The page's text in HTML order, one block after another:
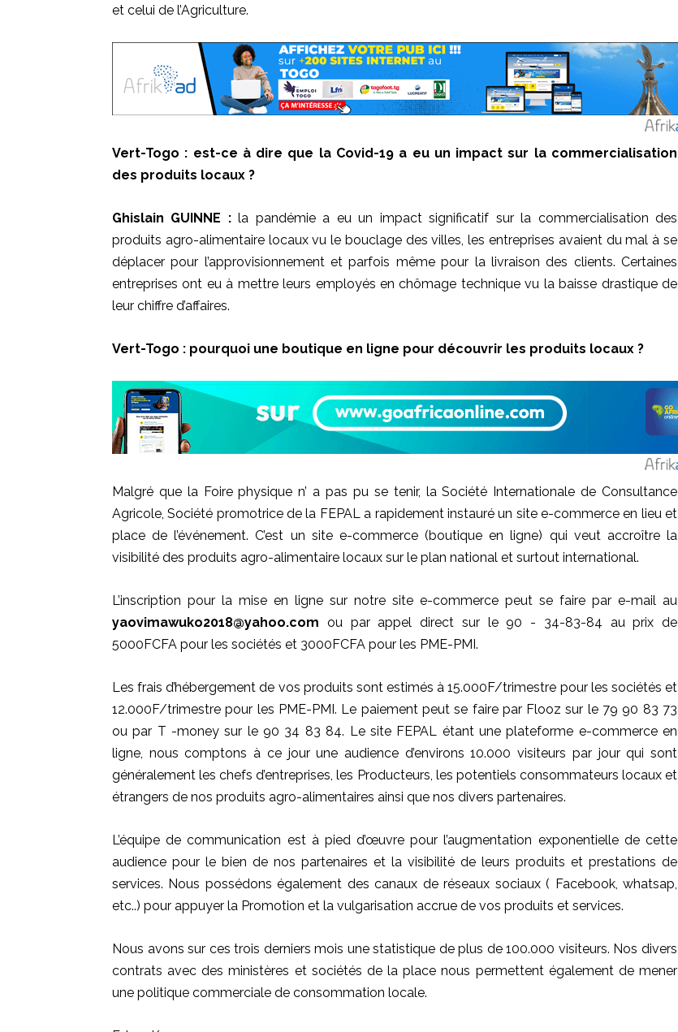
et celui de l’Agriculture.
Vert-Togo : est-ce à dire que la Covid-19 a eu un impact sur la commercialisation
des produits locaux ?
Ghislain GUINNE :la pandémie a eu un impact significatif sur la commercialisation des
produits agro-alimentaire locaux vu le bouclage des villes, les entreprises avaient du mal à se
déplacer pour l’approvisionnement et parfois même pour la livraison des clients. Certaines
entreprises ont eu à mettre leurs employés en chômage technique vu la baisse drastique de
leur chiffre d’affaires.
Vert-Togo : pourquoi une boutique en ligne pour découvrir les produits locaux ?
Malgré que la Foire physique n’ a pas pu se tenir, la Société Internationale de Consultance
Agricole, Société promotrice de la FEPALa rapidement instauré un site e-commerce en lieu et
place de l’événement. C’est un site e-commerce(boutique en ligne) qui veut accroître la
visibilité des produits agro-alimentaire locaux sur le plan national et surtout international.
L’inscription pour la mise en ligne sur notre site e-commerce peut se faire par e-mail au
yaovimawuko2018@yahoo.com ou par appel direct sur le 90 - 34-83-84 au prix de
5000FCFA pour les sociétés et 3000FCFA pour les PME-PMI.
Les frais d’hébergement de vos produits sont estimés à 15.000F/trimestre pour les sociétés et
12.000F/trimestre pour les PME-PMI. Le paiement peut se faire par Flooz sur le 79 90 83 73
ou par T -money sur le 90 34 83 84. Le site FEPAL étant une plateforme e-commerce en
ligne, nous comptons à ce jour une audience d’environs 10.000 visiteurs par jour qui sont
généralement les chefs d’entreprises, les Producteurs, les potentiels consommateurs locaux et
étrangers de nos produits agro-alimentaires ainsi que nos divers partenaires.
L’équipe de communication est à pied d’œuvre pour l’augmentation exponentielle de cette
audience pour le bien de nos partenaires et la visibilité de leurs produits et prestations de
services. Nous possédons également des canaux de réseaux sociaux( Facebook,whatsap,
etc..) pour appuyer la Promotion et la vulgarisation accrue de vos produits et services.
Nous avons sur ces trois derniers mois une statistique de plus de 100.000 visiteurs. Nos divers
contrats avec des ministères et sociétés de la place nous permettent également de mener
une politique commerciale de consommation locale.